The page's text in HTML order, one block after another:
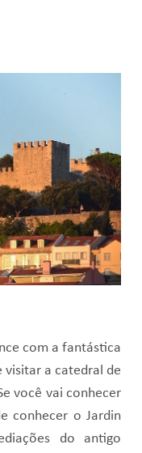
com a fantástica
visitar a catedral de
você vai conhecer
conhecer o Jardin
do antigo